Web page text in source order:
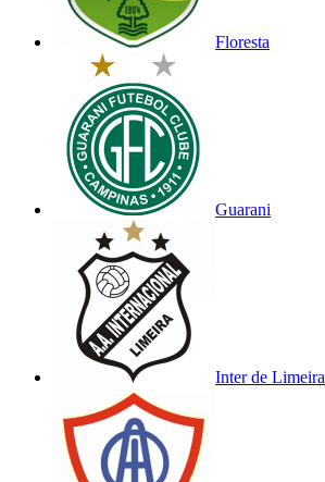
Floresta
Guarani
Inter de Limeira